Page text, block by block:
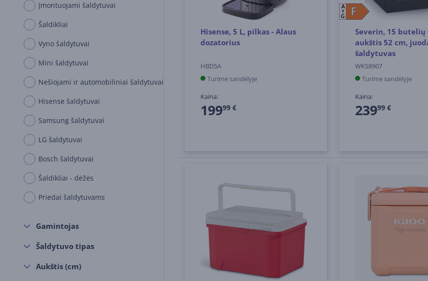
Įmontuojami šaldytuvai
Šaldikliai
Vyno šaldytuvai
Mini šaldytuvai
Nešiojami ir automobiliniai šaldytuvai
Hisense šaldytuvai
Samsung šaldytuvai
LG šaldytuvai
Bosch šaldytuvai
Šaldikliai - dėžės
Priedai šaldytuvams
Gamintojas
Šaldytuvo tipas
Aukštis (cm)
Hisense, 5 L, pilkas - Alaus
dozatorius
HBD5A
Turime sandėlyje
Kaina:
19999 €
F
F
A
G
Severin, 15 butelių
aukštis 52 cm,
šaldytuvas
WKS8907
Turime sandėlyje
Kaina:
23999 €